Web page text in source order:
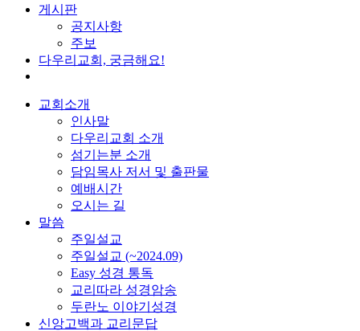
게시판
공지사항
주보
다우리교회, 궁금해요!
교회소개
인사말
다우리교회 소개
섬기는분 소개
담임목사 저서 및 출판물
예배시간
오시는 길
말씀
주일설교
주일설교 (~2024.09)
Easy 성경 통독
교리따라 성경암송
두란노 이야기성경
신앙고백과 교리문답